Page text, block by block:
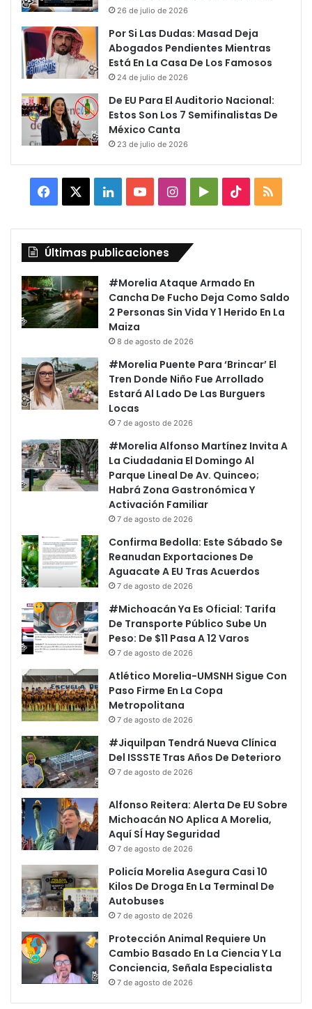
26 de julio de 2026
Por Si Las Dudas: Masad Deja
Abogados Pendientes Mientras
Está En La Casa De Los Famosos
24 de julio de 2026
De EU Para El Auditorio Nacional:
Estos Son Los 7 Semifinalistas De
México Canta
23 de julio de 2026
Facebook LinkedInYouTubeInstagram
Google TikTok
Últimas publicaciones
#Morelia Ataque Armado En
Cancha De Fucho Deja Como Saldo
2 Personas Sin Vida Y 1 Herido En La
Maiza
8 de agosto de 2026
#Morelia Puente Para ‘Brincar’ El
Tren Donde Niño Fue Arrollado
Estará Al Lado De Las Burguers
Locas
7 de agosto de 2026
#Morelia Alfonso Martínez Invita A
La Ciudadania El Domingo Al
Parque Lineal De Av. Quinceo;
Habrá Zona Gastronómica Y
Activación Familiar
7 de agosto de 2026
Confirma Bedolla: Este Sábado Se
Reanudan Exportaciones De
Aguacate A EU Tras Acuerdos
7 de agosto de 2026
#Michoacán Ya Es Oficial: Tarifa
De Transporte Público Sube Un
Peso: De $11 Pasa A 12 Varos
7 de agosto de 2026
Atlético Morelia-UMSNH Sigue Con
Paso Firme En La Copa
Metropolitana
7 de agosto de 2026
#Jiquilpan Tendrá Nueva Clínica
Del ISSSTE Tras Años De Deterioro
7 de agosto de 2026
Alfonso Reitera: Alerta De EU Sobre
Michoacán NO Aplica A Morelia,
Aquí SÍ Hay Seguridad
7 de agosto de 2026
Policía Morelia Asegura Casi 10
Kilos De Droga En La Terminal De
Autobuses
7 de agosto de 2026
Protección Animal Requiere Un
Cambio Basado En La Ciencia Y La
Conciencia, Señala Especialista
7 de agosto de 2026